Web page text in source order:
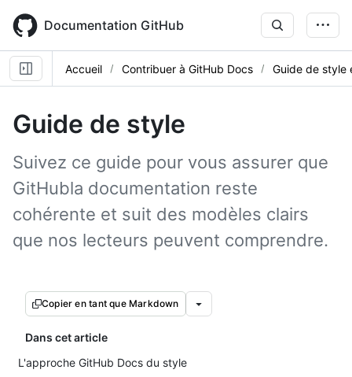
main
content
Documentation GitHub
Accueil Contribuer à GitHub Docs Guide de style
Guide de style
Suivez ce guide pour vous assurer que
GitHubla documentation reste
cohérente et suit des modèles clairs
que nos lecteurs peuvent comprendre.
Copier en tant que Markdown
Dans cet article
L'approche GitHub Docs du style